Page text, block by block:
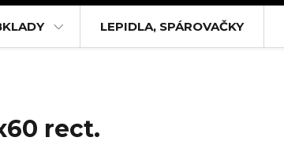
LEPIDLA, SPÁROVAČKY
rect.